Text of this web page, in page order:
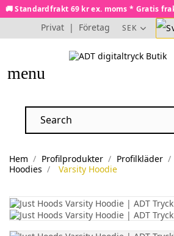
🚚 Standardfrakt 69 kr ex. moms * Gratis
Privat | Företag SEK
menu
Hem Profilprodukter Profilkläder
Hoodies
Varsity Hoodie